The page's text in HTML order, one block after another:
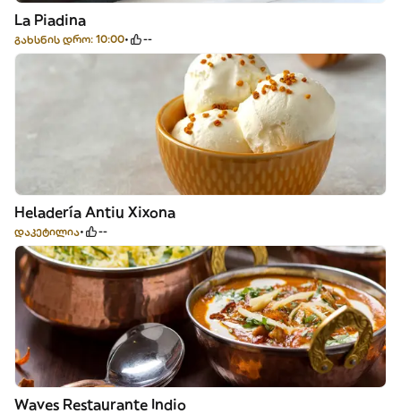
La Piadina
გახსნის დრო: 10:00 --
Heladería Antiu Xixona
დაკეტილია --
Waves Restaurante Indio